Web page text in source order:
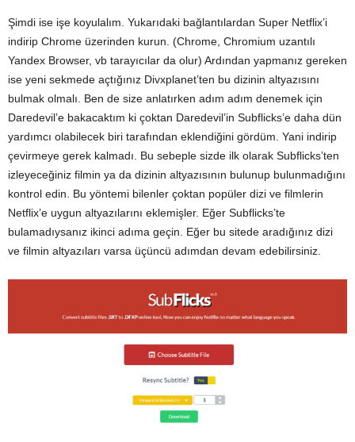
Şimdi ise işe koyulalım. Yukarıdaki bağlantılardan Super Netflix’i
indirip Chrome üzerinden kurun. (Chrome, Chromium uzantılı
Yandex Browser, vb tarayıcılar da olur) Ardından yapmanız gereken
ise yeni sekmede açtığınız Divxplanet’ten bu dizinin altyazısını
bulmak olmalı. Ben de size anlatırken adım adım denemek için
Daredevil’e bakacaktım ki çoktan Daredevil’in Subflicks’e daha dün
yardımcı olabilecek biri tarafından eklendiğini gördüm. Yani indirip
çevirmeye gerek kalmadı. Bu sebeple sizde ilk olarak Subflicks’ten
izleyeceğiniz filmin ya da dizinin altyazısının bulunup bulunmadığını
kontrol edin. Bu yöntemi bilenler çoktan popüler dizi ve filmlerin
Netflix’e uygun altyazılarını eklemişler. Eğer Subflicks’te
bulamadıysanız ikinci adıma geçin. Eğer bu sitede aradığınız dizi
ve filmin altyazıları varsa üçüncü adımdan devam edebilirsiniz.